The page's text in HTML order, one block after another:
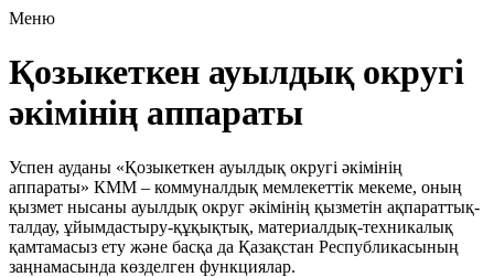
Меню
Қозыкеткен ауылдық округі
әкімінің аппараты
Успен ауданы «Қозыкеткен ауылдық округі әкімінің
аппараты» КММ – коммуналдық мемлекеттік мекеме, оның
қызмет нысаны ауылдық округ әкімінің қызметін ақпараттық-
талдау, ұйымдастыру-құқықтық, материалдық-техникалық
қамтамасыз ету және басқа да Қазақстан Республикасының
заңнамасында көзделген функциялар.